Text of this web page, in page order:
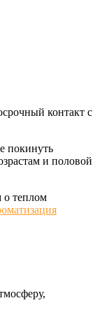
контакт с
покинуть
и половой
о теплом